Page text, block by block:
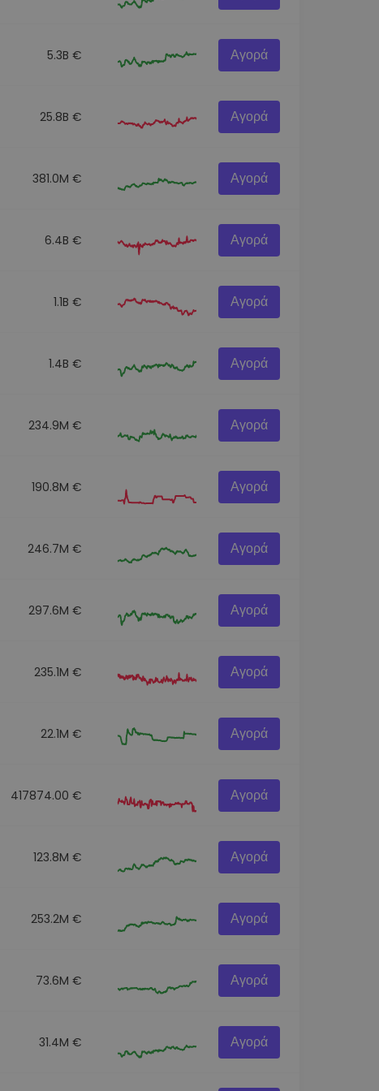
5.3B € Αγορά
25.8B € Αγορά
381.0M € Αγορά
6.4B € Αγορά
1.1B € Αγορά
1.4B € Αγορά
234.9M € Αγορά
190.8M € Αγορά
246.7M € Αγορά
297.6M € Αγορά
235.1M € Αγορά
22.1M € Αγορά
417874.00 € Αγορά
123.8M € Αγορά
253.2M € Αγορά
73.6M € Αγορά
31.4M € Αγορά